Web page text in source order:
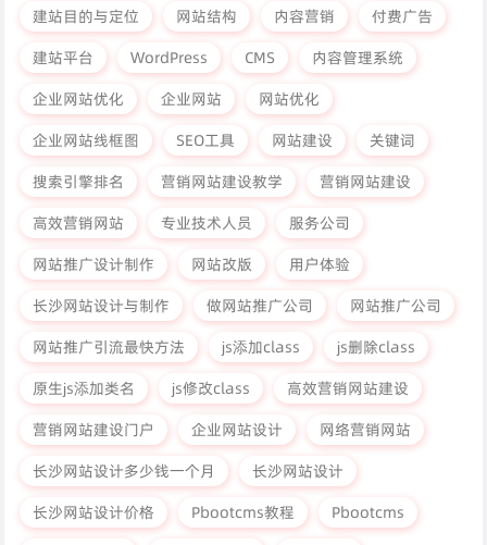
建站目的与定位
网站结构 内容营销
付费广告
建站平台
WordPress CMS
内容管理系统
企业网站优化
企业网站
网站优化
企业网站线框图
SEO工具 网站建设
关键词
搜索引擎排名
营销网站建设教学
营销网站建设
高效营销网站
专业技术人员
服务公司
网站推广设计制作
网站改版
用户体验
长沙网站设计与制作
做网站推广公司
网站推广公司
网站推广引流最快方法
js添加class
js删除class
原生js添加类名
js修改class
高效营销网站建设
营销网站建设门户
企业网站设计
网络营销网站
长沙网站设计多少钱一个月
长沙网站设计
长沙网站设计价格
Pbootcms教程
Pbootcms